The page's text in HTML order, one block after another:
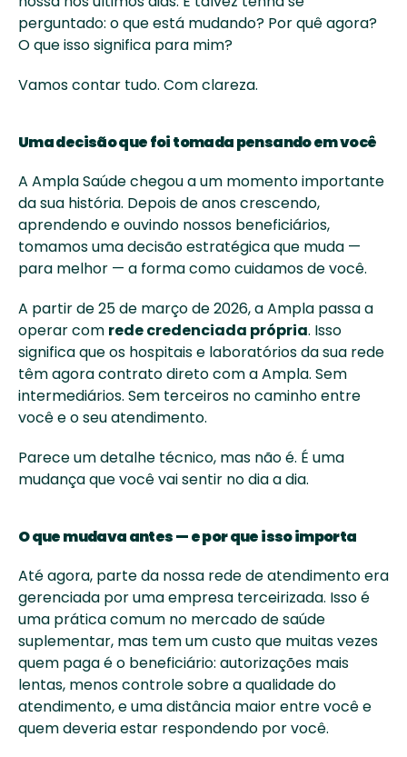
perguntado: o que está mudando? Por quê agora?
O que isso significa para mim?
Vamos contar tudo. Com clareza.
Uma decisão que foi tomada pensando em você
A Ampla Saúde chegou a um momento importante
da sua história. Depois de anos crescendo,
aprendendo e ouvindo nossos beneficiários,
tomamos uma decisão estratégica que muda —
para melhor — a forma como cuidamos de você.
A partir de 25 de março de 2026, a Ampla passa a
operar com rede credenciada própria. Isso
significa que os hospitais e laboratórios da sua rede
têm agora contrato direto com a Ampla. Sem
intermediários. Sem terceiros no caminho entre
você e o seu atendimento.
Parece um detalhe técnico, mas não é. É uma
mudança que você vai sentir no dia a dia.
O que mudava antes — e por que isso importa
Até agora, parte da nossa rede de atendimento era
gerenciada por uma empresa terceirizada. Isso é
uma prática comum no mercado de saúde
suplementar, mas tem um custo que muitas vezes
quem paga é o beneficiário: autorizações mais
lentas, menos controle sobre a qualidade do
atendimento, e uma distância maior entre você e
quem deveria estar respondendo por você.